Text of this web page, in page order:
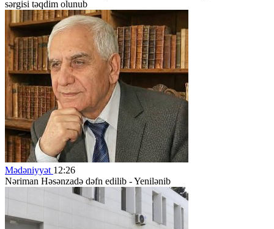
sərgisi təqdim olunub
Mədəniyyət 12:26
Nəriman Həsənzadə dəfn edilib - Yenilənib